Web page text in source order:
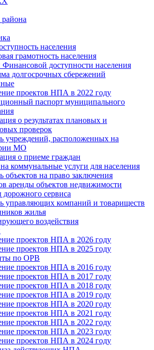
населения
грамотность населения
доступности населения
долгосрочных сбережений
проектов НПА в 2022 году
паспорт муниципального
о результатах плановых и
проверок
учреждений, расположенных на
МО
о приеме граждан
коммунальные услуги для населения
объектов на право заключения
аренды объектов недвижимости
сервиса
управляющих компаний и товариществ
жилья
воздействия
проектов НПА в 2026 году
проектов НПА в 2025 году
по ОРВ
проектов НПА в 2016 году
проектов НПА в 2017 году
проектов НПА в 2018 году
проектов НПА в 2019 году
проектов НПА в 2020 году
проектов НПА в 2021 году
проектов НПА в 2022 году
проектов НПА в 2023 году
проектов НПА в 2024 году